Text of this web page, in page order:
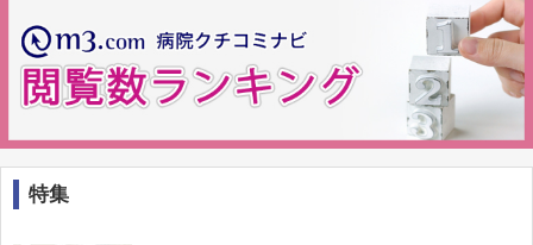
特集